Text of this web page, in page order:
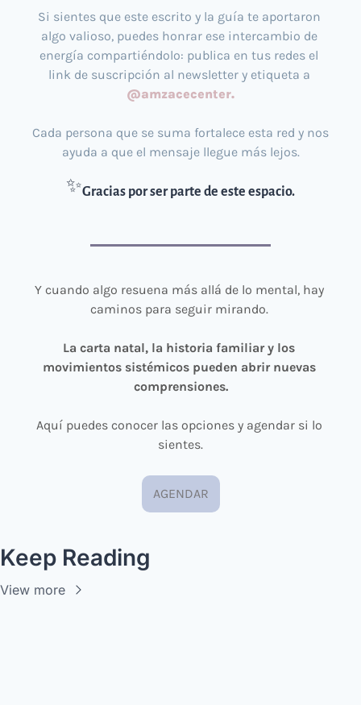
Si sientes que este escrito y la guía te aportaron
algo valioso, puedes honrar ese intercambio de
energía compartiéndolo: publica en tus redes el
@amzacecenter.
Cada persona que se suma fortalece esta red y nos
ayuda a que el mensaje llegue más lejos.
✨Gracias por ser parte de este espacio.
Y cuando algo resuena más allá de lo mental, hay
caminos para seguir mirando.
La carta natal, la historia familiar y los
movimientos sistémicos pueden abrir nuevas
comprensiones.
Aquí puedes conocer las opciones y agendar si lo
sientes.
AGENDAR
Keep Reading
View more